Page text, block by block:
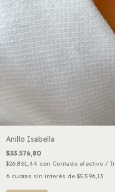
Anillo Isabella
$33.576,80
$26.861,44 con Contado efectivo /
6 cuotas sin interés de $5.596,13